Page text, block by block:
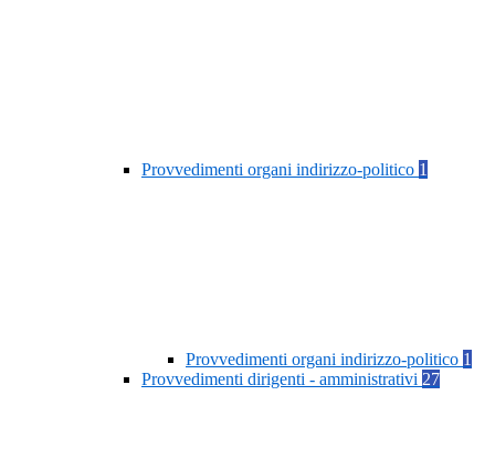
Provvedimenti organi indirizzo-politico 1
Provvedimenti organi indirizzo-politico 1
Provvedimenti dirigenti - amministrativi 27